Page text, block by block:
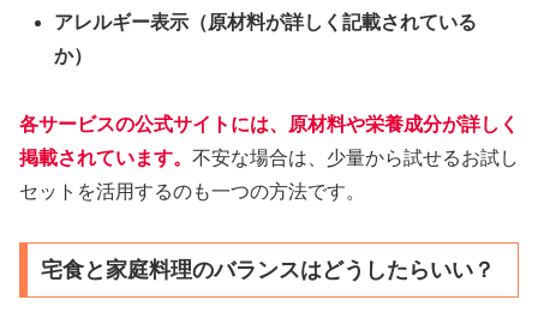
アレルギー表示（原材料が詳しく記載されている
か）
各サービスの公式サイトには、原材料や栄養成分が詳しく
掲載されています。 不安な場合は、少量から試せるお試し
セットを活用するのも一つの方法です。
宅食と家庭料理のバランスはどうしたらいい？